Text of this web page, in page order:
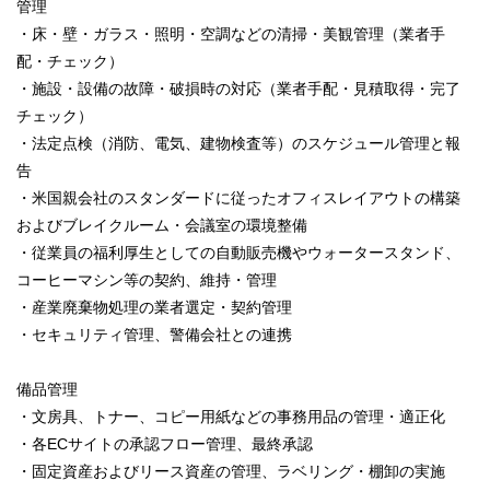
管理
・床・壁・ガラス・照明・空調などの清掃・美観管理（業者手
配・チェック）
・施設・設備の故障・破損時の対応（業者手配・見積取得・完了
チェック）
・法定点検（消防、電気、建物検査等）のスケジュール管理と報
告
・米国親会社のスタンダードに従ったオフィスレイアウトの構築
およびブレイクルーム・会議室の環境整備
・従業員の福利厚生としての自動販売機やウォータースタンド、
コーヒーマシン等の契約、維持・管理
・産業廃棄物処理の業者選定・契約管理
・セキュリティ管理、警備会社との連携
備品管理
・文房具、トナー、コピー用紙などの事務用品の管理・適正化
・各ECサイトの承認フロー管理、最終承認
・固定資産およびリース資産の管理、ラベリング・棚卸の実施